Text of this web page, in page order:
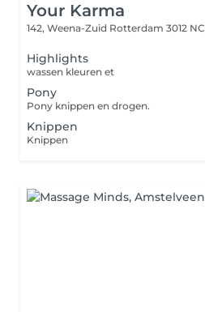
Your Karma
142, Weena-Zuid Rotterdam 3012 NC
Highlights
wassen kleuren et
Pony
Pony knippen en drogen.
Knippen
Knippen